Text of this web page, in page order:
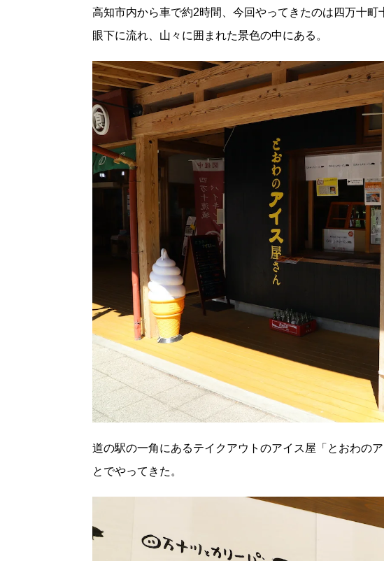
高知市内から車で約2時間、今回やってきたのは四万十町
眼下に流れ、山々に囲まれた景色の中にある。
道の駅の一角にあるテイクアウトのアイス屋「とおわの
とでやってきた。